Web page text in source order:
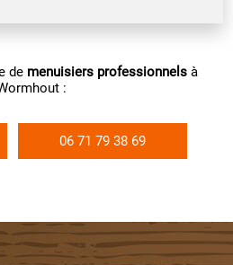
de menuisiers professionnels à
:
06 71 79 38 69